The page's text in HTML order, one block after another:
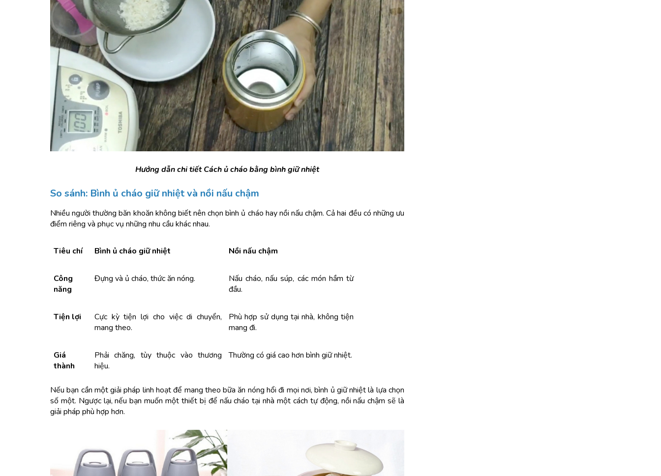
Hướng dẫn chi tiết Cách ủ cháo bằng bình giữ nhiệt
So sánh: Bình ủ cháo giữ nhiệt và nồi nấu chậm
Nhiều người thường băn khoăn không biết nên chọn bình ủ cháo hay nồi nấu chậm. Cả hai đều có những ưu
điểm riêng và phục vụ những nhu cầu khác nhau.
Tiêu chí Bình ủ cháo giữ nhiệt Nồi nấu chậm
Công
năng
Đựng và ủ cháo, thức ăn nóng.
Nấu cháo, nấu súp, các món hầm từ
đầu.
Tiện lợi
Cực kỳ tiện lợi cho việc di chuyển,
mang theo.
Phù hợp sử dụng tại nhà, không tiện
mang đi.
Giá
thành
Phải chăng, tùy thuộc vào thương
hiệu.
Thường có giá cao hơn bình giữ nhiệt.
Nếu bạn cần một giải pháp linh hoạt để mang theo bữa ăn nóng hổi đi mọi nơi, bình ủ giữ nhiệt là lựa chọn
số một. Ngược lại, nếu bạn muốn một thiết bị để nấu cháo tại nhà một cách tự động, nồi nấu chậm sẽ là
giải pháp phù hợp hơn.